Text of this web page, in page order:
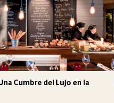
Cumbre del Lujo en la